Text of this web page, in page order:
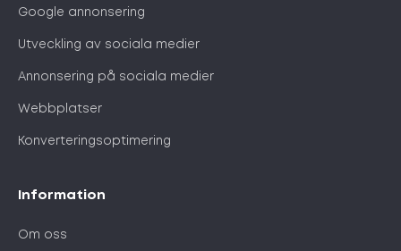
Google annonsering
Utveckling av sociala medier
Annonsering på sociala medier
Webbplatser
Konverteringsoptimering
Information
Om oss